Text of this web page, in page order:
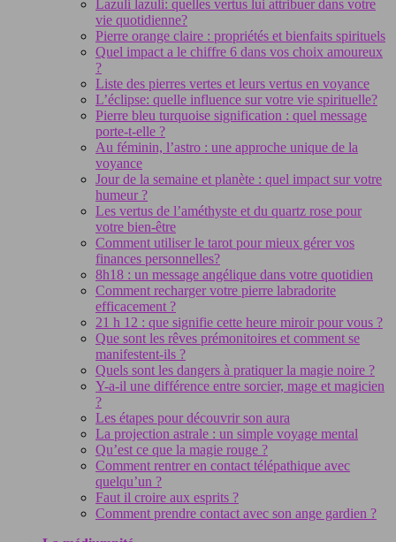
Lazuli lazuli: quelles vertus lui attribuer dans votre
vie quotidienne?
Pierre orange claire : propriétés et bienfaits spirituels
Quel impact a le chiffre 6 dans vos choix amoureux
?
Liste des pierres vertes et leurs vertus en voyance
L’éclipse: quelle influence sur votre vie spirituelle?
Pierre bleu turquoise signification : quel message
porte-t-elle ?
Au féminin, l’astro : une approche unique de la
voyance
Jour de la semaine et planète : quel impact sur votre
humeur ?
Les vertus de l’améthyste et du quartz rose pour
votre bien-être
Comment utiliser le tarot pour mieux gérer vos
finances personnelles?
8h18 : un message angélique dans votre quotidien
Comment recharger votre pierre labradorite
efficacement ?
21 h 12 : que signifie cette heure miroir pour vous ?
Que sont les rêves prémonitoires et comment se
manifestent-ils ?
Quels sont les dangers à pratiquer la magie noire ?
Y-a-il une différence entre sorcier, mage et magicien
?
Les étapes pour découvrir son aura
La projection astrale : un simple voyage mental
Qu’est ce que la magie rouge ?
Comment rentrer en contact télépathique avec
quelqu’un ?
Faut il croire aux esprits ?
Comment prendre contact avec son ange gardien ?